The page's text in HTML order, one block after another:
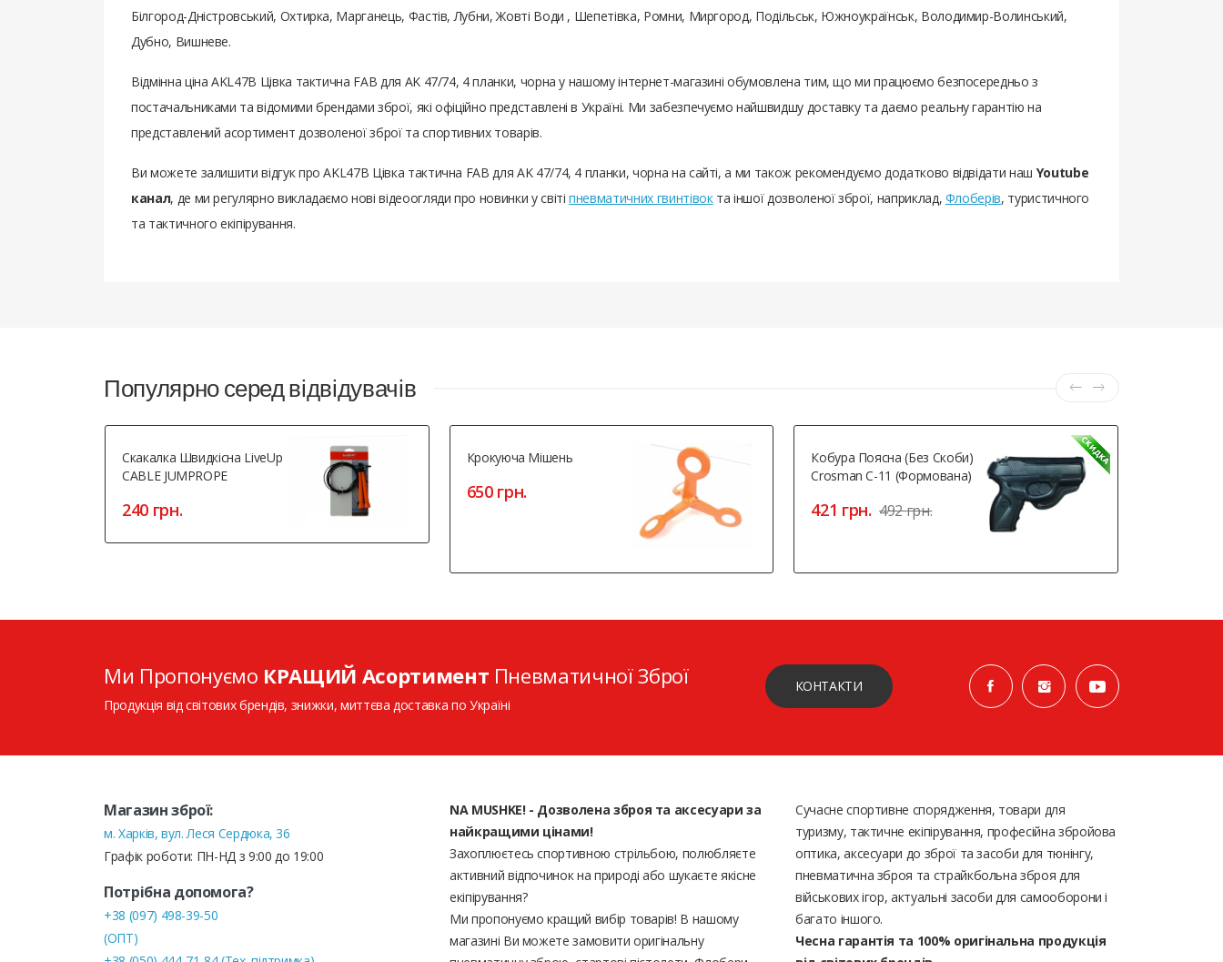
Білгород-Дністровський, Охтирка, Марганець, Фастів, Лубни, Жовті Води , Шепетівка, Ромни, Миргород, Подільськ, Южноукраїнськ, Володимир-Волинський,
Дубно, Вишневе.
Відмінна ціна AKL47B Цівка тактична FAB для AK 47/74, 4 планки, чорна у нашому інтернет-магазині обумовлена ​​тим, що ми працюємо безпосередньо з
постачальниками та відомими брендами зброї, які офіційно представлені в Україні. Ми забезпечуємо найшвидшу доставку та даємо реальну гарантію на
представлений асортимент дозволеної зброї та спортивних товарів.
Ви можете залишити відгук про AKL47B Цівка тактична FAB для AK 47/74, 4 планки, чорна на сайті, а ми також рекомендуємо додатково відвідати наш Youtube
канал, де ми регулярно викладаємо нові відеоогляди про новинки у світіпневматичних гвинтівокта іншої дозволеної зброї, наприклад, Флоберів, туристичного
та тактичного екіпірування.
Популярно серед відвідувачів
Скакалка Швидкісна LiveUp
CABLE JUMPROPE
240 грн.
Крокуюча Мішень
650 грн.
Кобура Поясна (без Скоби)
Crosman C-11 (формована)
421 грн. 492 грн.
Ми Пропонуємо КРАЩИЙ Асортимент Пневматичної Зброї
Продукція від світових брендів, знижки, миттєва доставка по Україні
КОНТАКТИ
Магазин зброї:
м. Харків, вул. Леся Сердюка, 36
Графік роботи: ПН-НД з 9:00 до 19:00
Потрібна допомога?
+38 (097) 498-39-50
(ОПТ)
NA MUSHKE! - Дозволена зброя та аксесуари за
найкращими цінами!
Захоплюєтесь спортивною стрільбою, полюбляєте
активний відпочинок на природі або шукаєте якісне
екіпірування?
Ми пропонуємо кращий вибір товарів! В нашому
магазині Ви можете замовити оригінальну
Сучасне спортивне спорядження, товари для
туризму, тактичне екіпірування, професійна збройова
оптика, аксесуари до зброї та засоби для тюнінгу,
пневматична зброя та страйкбольна зброя для
військових ігор, актуальні засоби для самооборони і
багато іншого.
Чесна гарантія та 100% оригінальна продукція